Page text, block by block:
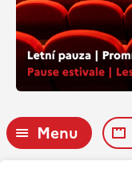
Menu